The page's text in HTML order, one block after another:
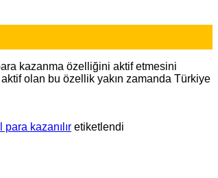
kazanma özelliğini aktif etmesini
olan bu özellik yakın zamanda Türkiye
para kazanılır etiketlendi